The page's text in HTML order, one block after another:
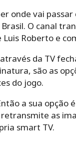
onde vai
O canal
Roberto e
da TV
são as
do jogo.
a sua opção
as
smart TV.